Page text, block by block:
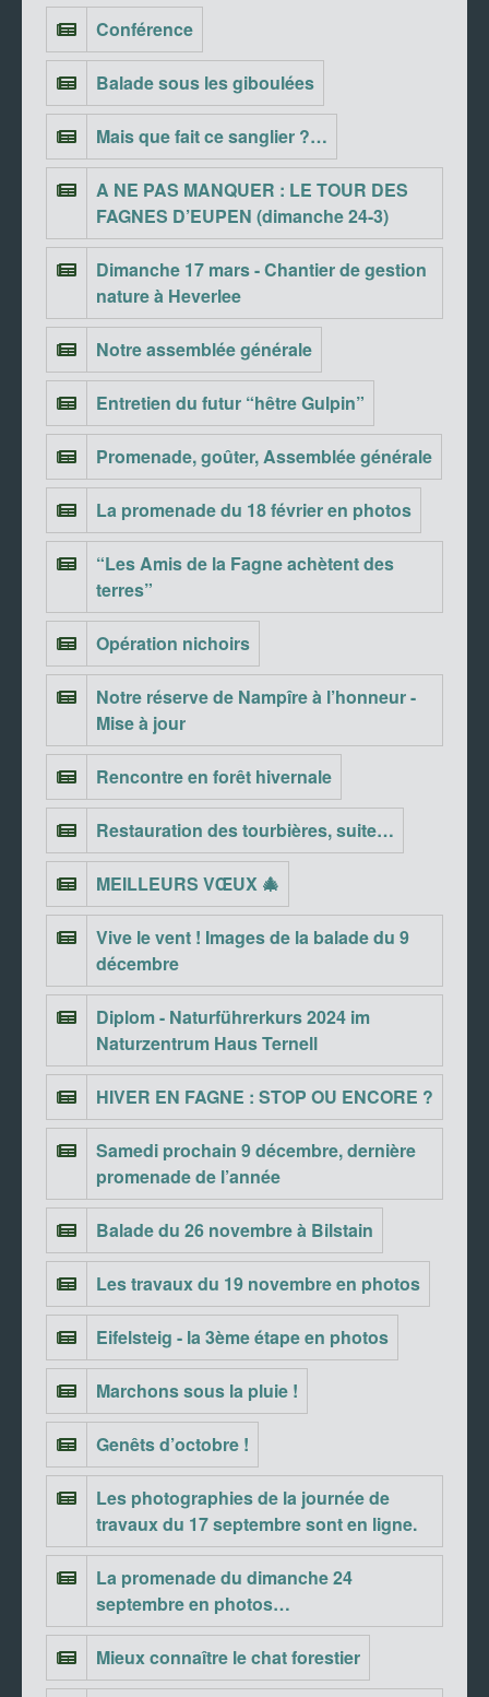
Conférence
Balade sous les giboulées
Mais que fait ce sanglier ?…
A NE PAS MANQUER : LE TOUR DES
FAGNES D’EUPEN (dimanche 24-3)
Dimanche 17 mars - Chantier de gestion
nature à Heverlee
Notre assemblée générale
Entretien du futur “hêtre Gulpin”
Promenade, goûter, Assemblée générale
La promenade du 18 février en photos
“Les Amis de la Fagne achètent des
terres”
Opération nichoirs
Notre réserve de Nampîre à l’honneur -
Mise à jour
Rencontre en forêt hivernale
Restauration des tourbières, suite…
MEILLEURS VŒUX 🎄
Vive le vent ! Images de la balade du 9
décembre
Diplom - Naturführerkurs 2024 im
Naturzentrum Haus Ternell
HIVER EN FAGNE : STOP OU ENCORE ?
Samedi prochain 9 décembre, dernière
promenade de l’année
Balade du 26 novembre à Bilstain
Les travaux du 19 novembre en photos
Eifelsteig - la 3ème étape en photos
Marchons sous la pluie !
Genêts d’octobre !
Les photographies de la journée de
travaux du 17 septembre sont en ligne.
La promenade du dimanche 24
septembre en photos…
Mieux connaître le chat forestier